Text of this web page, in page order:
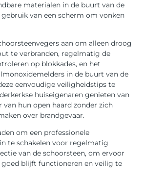
materialen in de buurt van de
van een scherm om vonken
aan om alleen droog
te verbranden, regelmatig de
op blokkades, en het
in de buurt van de
eenvoudige veiligheidstips te
huiseigenaren genieten van
van hun open haard zonder zich
over brandgevaar.
om een professionele
te schakelen voor regelmatig
van de schoorsteen, om ervoor
goed blijft functioneren en veilig te